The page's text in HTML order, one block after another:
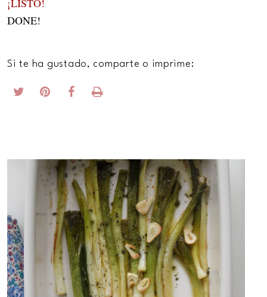
¡LISTO!
DONE!
Si te ha gustado, comparte o imprime: